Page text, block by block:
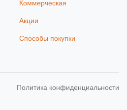
Коммерческая
Акции
Способы покупки
Политика конфиденциальности